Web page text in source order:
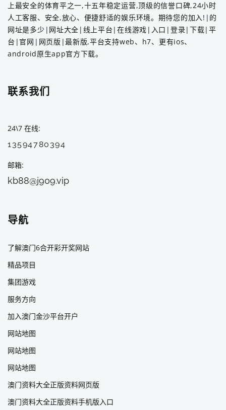
上最安全的体育平之一,十五年稳定运营,顶级的信誉口碑,24小时
人工客服、安全,放心、便捷舒适的娱乐环境。期待您的加入!|的
网址是多少|网址大全|线上平台|在线游戏|入口|登录|下载|平
台|官网|网页版|最新版,平台支持web、h7、更有ios、
android原生app官方下载。
联系我们
24\7 在线
13594780394
邮箱
kb88@j909.vip
导航
了解澳门6合开彩开奖网站
精品项目
集团游戏
服务方向
加入澳门金沙平台开户
网站地图
网站地图
网站地图
澳门资料大全正版资料网页版
澳门资料大全正版资料手机版入口